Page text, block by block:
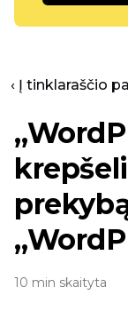
‹ Į tinklaraščio
10 min skaityta